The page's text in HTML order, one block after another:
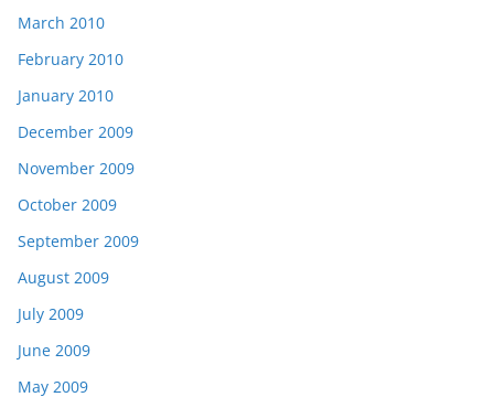
March 2010
February 2010
January 2010
December 2009
November 2009
October 2009
September 2009
August 2009
July 2009
June 2009
May 2009